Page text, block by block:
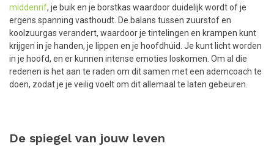
middenrif, je buik en je borstkas waardoor duidelijk wordt of je
ergens spanning vasthoudt. De balans tussen zuurstof en
koolzuurgas verandert, waardoor je tintelingen en krampen kunt
krijgen in je handen, je lippen en je hoofdhuid. Je kunt licht worden
in je hoofd, en er kunnen intense emoties loskomen. Om al die
redenen is het aan te raden om dit samen met een ademcoach te
doen, zodat je je veilig voelt om dit allemaal te laten gebeuren.
De spiegel van jouw leven